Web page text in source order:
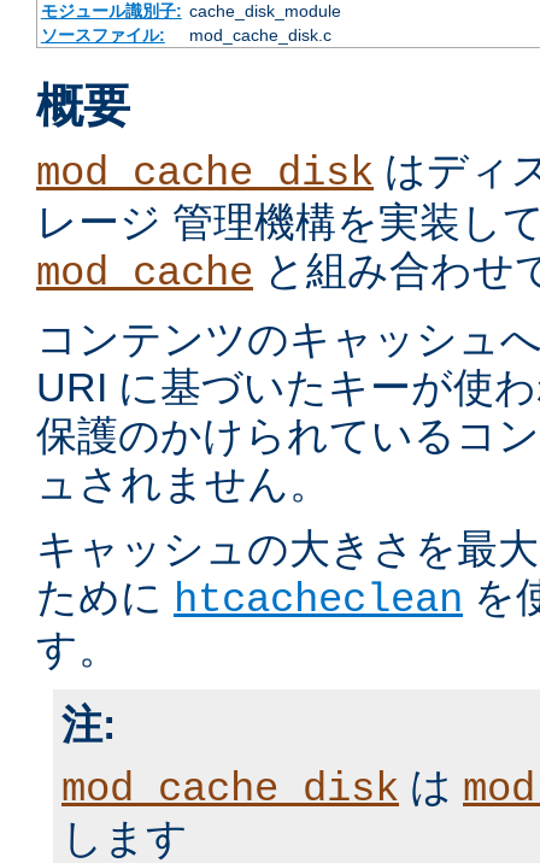
モジュール識別子: cache_disk_module
ソースファイル:
mod_cache_disk.c
概要
mod_cache_disk はディ
レージ 管理機構を実装し
mod_cache と組み合わせ
コンテンツのキャッシュ
URI に基づいたキーが使
保護のかけられているコ
ュされません。
キャッシュの大きさを最
ために htcacheclean を
す。
注:
mod_cache_disk は
します